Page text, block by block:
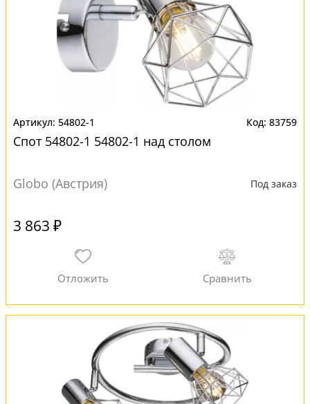
54802-1 83759
Спот 54802-1 54802-1 над столом
Globo (Австрия) Под заказ
3 863 ₽